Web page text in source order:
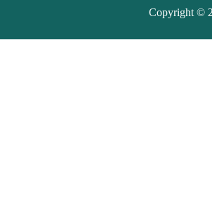
Copyright ©